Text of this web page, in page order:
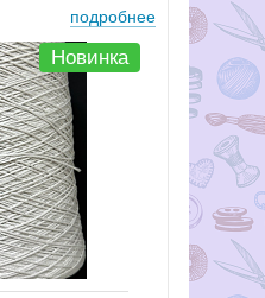
подробнее
Новинка